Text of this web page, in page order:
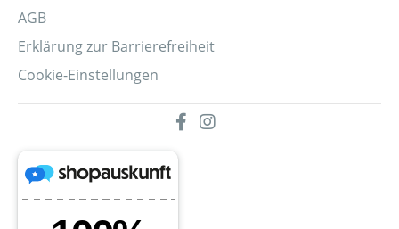
AGB
Erklärung zur Barrierefreiheit
Cookie-Einstellungen